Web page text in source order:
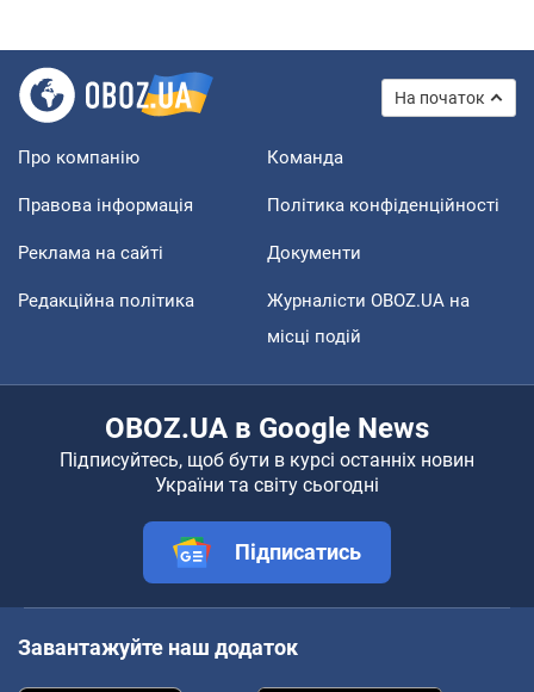
На початок
Про компанію Команда
Правова інформація Політика конфіденційності
Реклама на сайті Документи
Редакційна політика
Журналісти OBOZ.UA на
місці подій
OBOZ.UA в Google News
Підписуйтесь, щоб бути в курсі останніх новин
України та світу сьогодні
Підписатись
Завантажуйте наш додаток